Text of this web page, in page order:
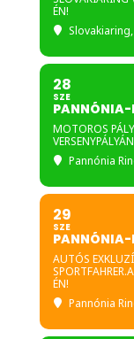
ÉN!
Slovakiaring
28
SZE
PANNÓNIA-
MOTOROS
Pannónia
29
SZE
PANNÓNIA-
AUTÓS
ÉN!
Pannónia